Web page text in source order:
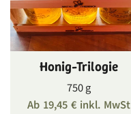
Honig-Trilogie
750 g
Ab 19,45€ inkl. MwSt